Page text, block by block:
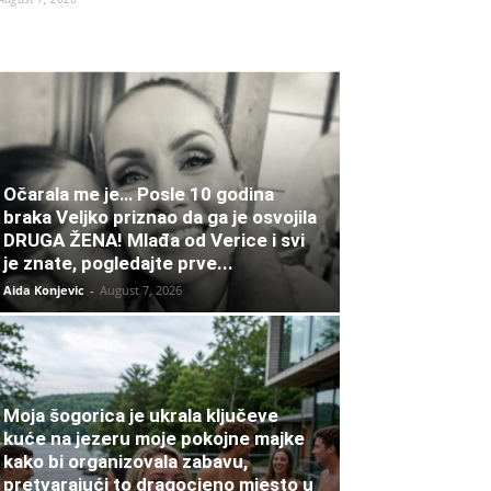
Očarala me je… Posle 10 godina
braka Veljko priznao da ga je osvojila
DRUGA ŽENA! Mlađa od Verice i svi
je znate, pogledajte prve...
Aida Konjevic - August 7, 2026
Moja šogorica je ukrala ključeve
kuće na jezeru moje pokojne majke
kako bi organizovala zabavu,
pretvarajući to dragocjeno mjesto u